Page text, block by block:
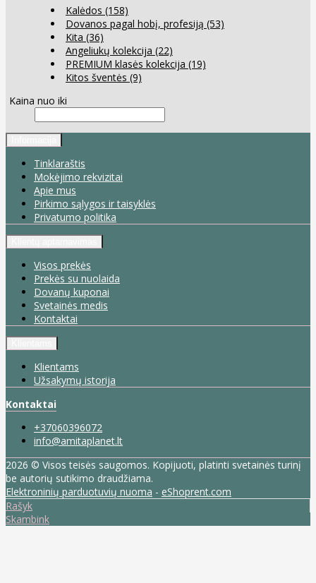
Kalėdos (158)
Dovanos pagal hobį, profesiją (53)
Kita (36)
Angeliukų kolekcija (22)
PREMIUM klasės kolekcija (19)
Kitos šventės (9)
Kaina nuo iki
Tinklaraštis
Mokėjimo rekvizitai
Apie mus
Pirkimo sąlygos ir taisyklės
Privatumo politika
Visos prekės
Prekės su nuolaida
Dovanų kuponai
Svetainės medis
Kontaktai
Klientams
Užsakymų istorija
Kontaktai
+37060396072
info@amitaplanet.lt
2026 © Visos teisės saugomos. Kopijuoti, platinti svetainės turinį
be autorių sutikimo draudžiama.
Elektroninių parduotuvių nuoma - eShoprent.com
Rašyk
Skambink